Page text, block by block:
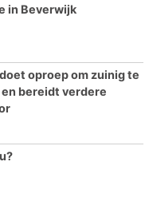
in Beverwijk
oproep om zuinig te
bereidt verdere